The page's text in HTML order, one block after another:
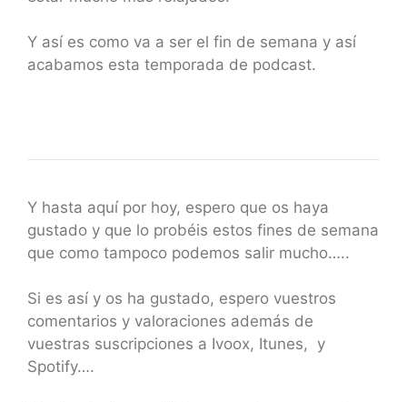
Y así es como va a ser el fin de semana y así
acabamos esta temporada de podcast.
Y hasta aquí por hoy, espero que os haya
gustado y que lo probéis estos fines de semana
que como tampoco podemos salir mucho…..
Si es así y os ha gustado, espero vuestros
comentarios y valoraciones además de
vuestras suscripciones a Ivoox, Itunes, y
Spotify….